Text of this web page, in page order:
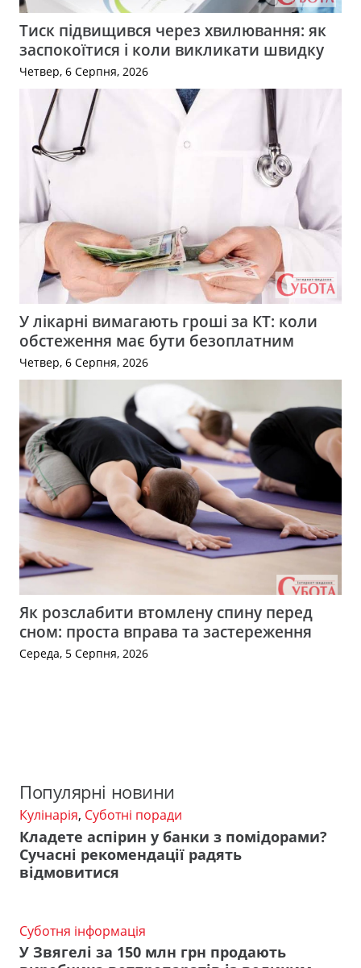
Тиск підвищився через хвилювання: як
заспокоїтися і коли викликати швидку
Четвер, 6 Серпня, 2026
У лікарні вимагають гроші за КТ: коли
обстеження має бути безоплатним
Четвер, 6 Серпня, 2026
Як розслабити втомлену спину перед
сном: проста вправа та застереження
Середа, 5 Серпня, 2026
Популярні новини
Кулінарія, Суботні поради
Кладете аспірин у банки з помідорами?
Сучасні рекомендації радять
відмовитися
Суботня інформація
У Звягелі за 150 млн грн продають